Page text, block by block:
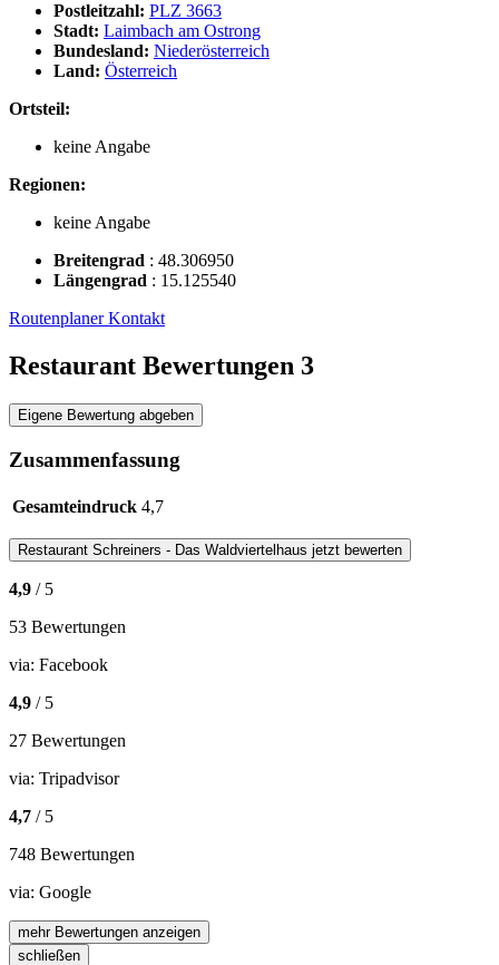
Postleitzahl: PLZ 3663
Stadt: Laimbach am Ostrong
Bundesland: Niederösterreich
Land: Österreich
Ortsteil:
keine Angabe
Regionen:
keine Angabe
Breitengrad : 48.306950
Längengrad : 15.125540
RoutenplanerKontakt
Restaurant Bewertungen 3
Eigene Bewertung abgeben
Zusammenfassung
Gesamteindruck 4,7
Restaurant Schreiners - Das Waldviertelhaus jetzt bewerten
4,9 / 5
53 Bewertungen
via: Facebook
4,9 / 5
27 Bewertungen
via: Tripadvisor
4,7 / 5
748 Bewertungen
via: Google
mehr Bewertungen anzeigen
schließen